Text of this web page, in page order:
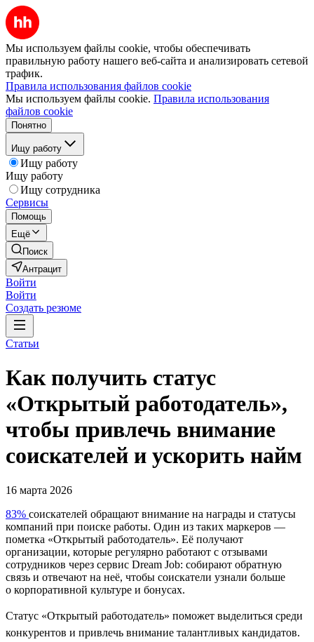
Мы используем файлы cookie, чтобы обеспечивать
правильную работу нашего веб-сайта и анализировать сетевой
трафик.
Правила использования файлов cookie
Мы используем файлы cookie. Правила использования
файлов cookie
Понятно
Ищу работу
Ищу работу
Ищу работу
Ищу сотрудника
Сервисы
Помощь
Ещё
Поиск
Антрацит
Войти
Войти
Создать резюме
Статьи
Как получить статус
«Открытый работодатель»,
чтобы привлечь внимание
соискателей и ускорить найм
16 марта 2026
83% соискателей обращают внимание на награды и статусы
компаний при поиске работы. Один из таких маркеров —
пометка «Открытый работодатель». Её получают
организации, которые регулярно работают с отзывами
сотрудников через сервис Dream Job: собирают обратную
связь и отвечают на неё, чтобы соискатели узнали больше
о корпоративной культуре и бонусах.
Статус «Открытый работодатель» поможет выделиться среди
конкурентов и привлечь внимание талантливых кандидатов.